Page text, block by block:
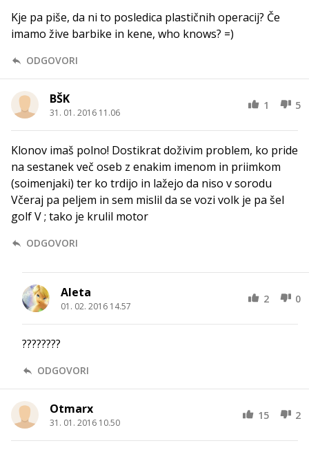
Kje pa piše, da ni to posledica plastičnih operacij? Če
imamo žive barbike in kene, who knows? =)
ODGOVORI
BŠK
31. 01. 2016 11.06
1 5
Klonov imaš polno! Dostikrat doživim problem, ko pride
na sestanek več oseb z enakim imenom in priimkom
(soimenjaki) ter ko trdijo in lažejo da niso v sorodu
Včeraj pa peljem in sem mislil da se vozi volk je pa šel
golf V ; tako je krulil motor
ODGOVORI
Aleta
01. 02. 2016 14.57
2 0
????????
ODGOVORI
Otmarx
31. 01. 2016 10.50
15 2